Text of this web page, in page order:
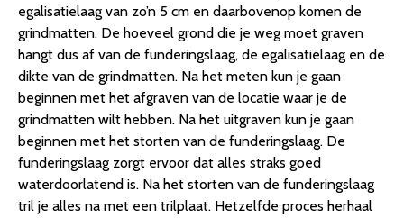
egalisatielaag van zo’n 5 cm en daarbovenop komen de
grindmatten. De hoeveel grond die je weg moet graven
hangt dus af van de funderingslaag, de egalisatielaag en de
dikte van de grindmatten. Na het meten kun je gaan
beginnen met het afgraven van de locatie waar je de
grindmatten wilt hebben. Na het uitgraven kun je gaan
beginnen met het storten van de funderingslaag. De
funderingslaag zorgt ervoor dat alles straks goed
waterdoorlatend is. Na het storten van de funderingslaag
tril je alles na met een trilplaat. Hetzelfde proces herhaal